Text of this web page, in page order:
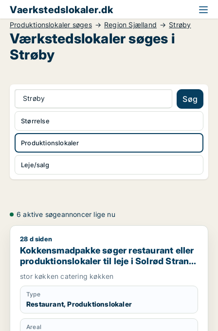
Vaerkstedslokaler.dk
Produktionslokaler søges Region Sjælland Strøby
Værkstedslokaler søges i
Strøby
Strøby Søg
Produktionslokaler
Leje/salg
Størrelse
6 aktive søgeannoncer lige nu
Kokkensmadpakke søger restaurant eller
28 d siden
Kokkensmadpakke søger restaurant eller
produktionslokaler til leje i Solrød Strand,
Køge eller Lille Skensved m.fl.
stor køkken catering køkken
Type
Restaurant, Produktionslokaler
Areal